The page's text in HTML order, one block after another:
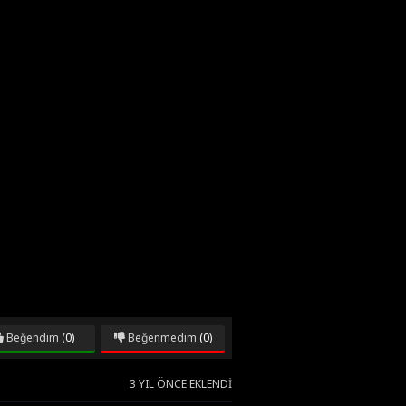
Beğendim (0) Beğenmedim (0)
3 YIL ÖNCE EKLENDI